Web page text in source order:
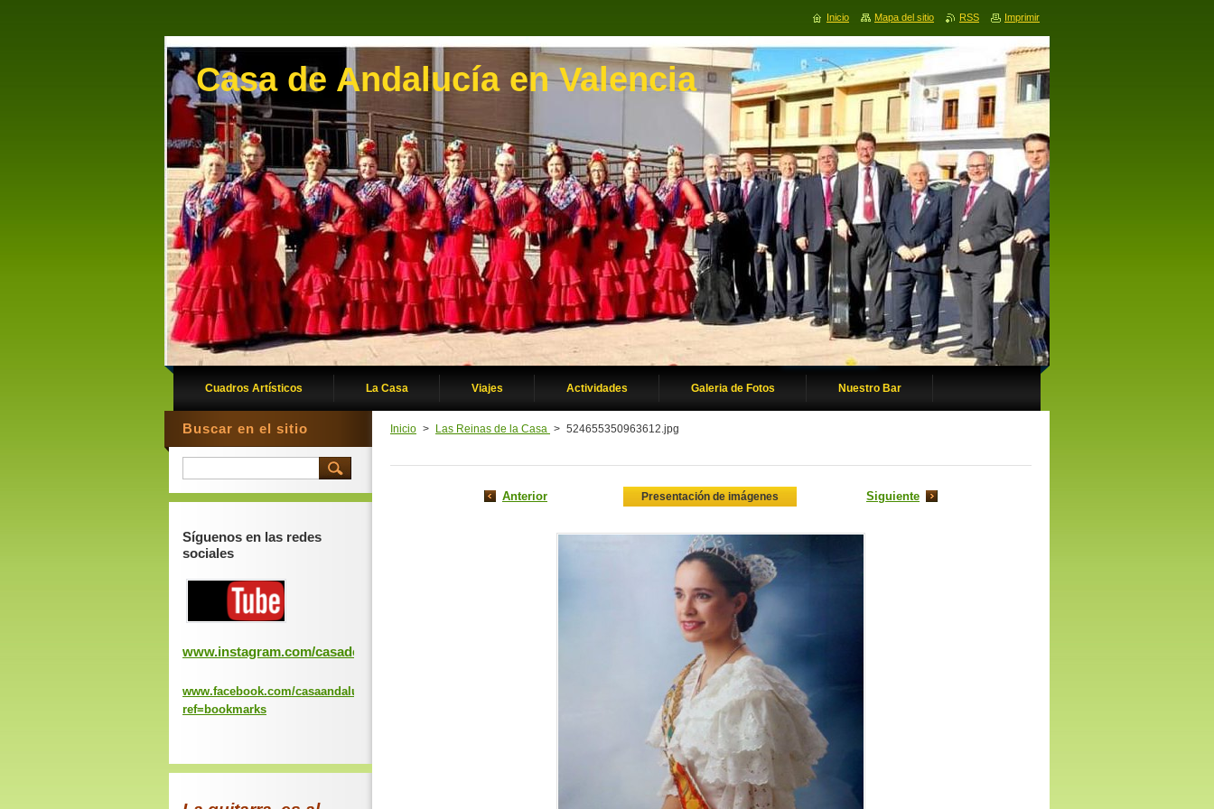
Casa de Andalucía en Valencia
Cuadros Artísticos La Casa Viajes Actividades Galeria de Fotos Nuestro Bar
Inicio > Las Reinas de la Casa > 524655350963612.jpg
Anterior Presentación de imágenes Siguiente
Buscar en el sitio
Síguenos en las redes
sociales
www.instagram.com/casadeandaluciadevalencia/
www.facebook.com/casaandaluciavalencia1950/?
ref=bookmarks
Inicio Mapa del sitio RSS Imprimir